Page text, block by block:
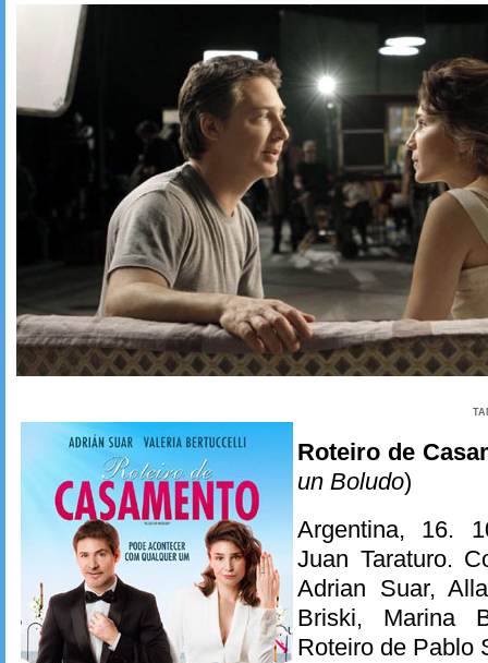
Roteiro de
un Boludo)
Argentina, 16.
Juan Taraturo.
Adrian Suar,
Briski, Marina
Roteiro de Pablo